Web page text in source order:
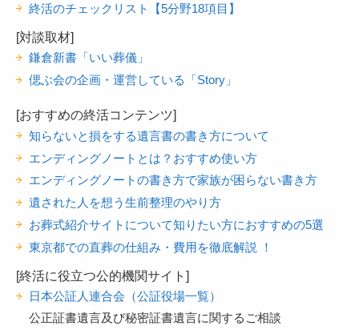
終活のチェックリスト【5分野18項目】
[対談取材]
鎌倉新書「いい葬儀」
偲ぶ会の企画・運営している「Story」
[おすすめの終活コンテンツ]
知らないと損をする遺言書の書き方について
エンディングノートとは？おすすめ使い方
エンディングノートの書き方で家族が困らない書き方
遺された人を想う生前整理のやり方
お葬式紹介サイトについて知りたい方におすすめの5選
東京都での直葬の仕組み・費用を徹底解説 ！
[終活に役立つ公的機関サイト]
日本公証人連合会（公証役場一覧）
公正証書遺言及び秘密証書遺言に関するご相談